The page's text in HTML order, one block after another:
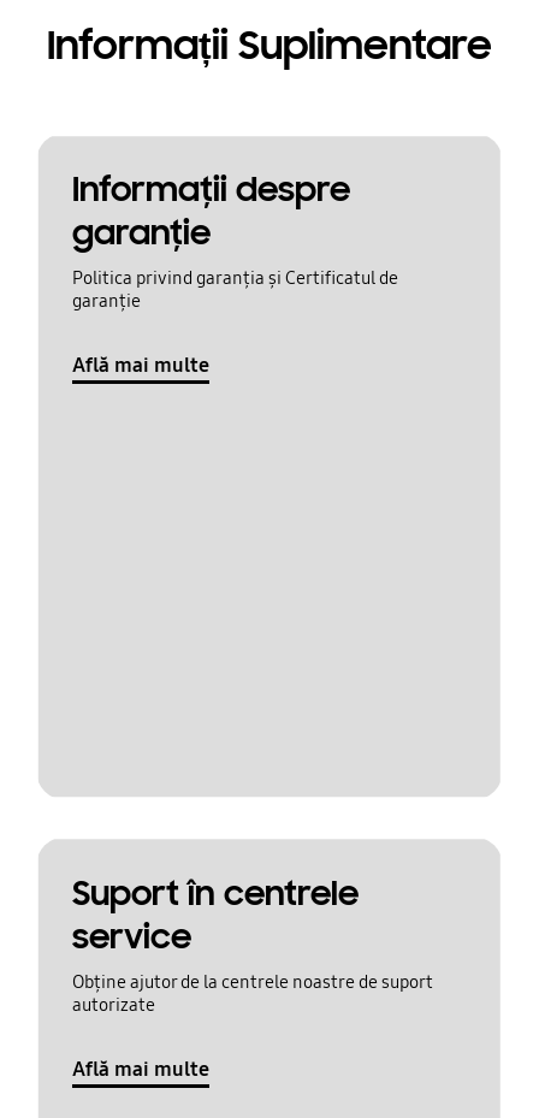
Informații Suplimentare
Informaţii despre
garanţie
Politica privind garanția și Certificatul de
garanție
Află mai multe
Suport în centrele
service
Obține ajutor de la centrele noastre de suport
autorizate
Află mai multe